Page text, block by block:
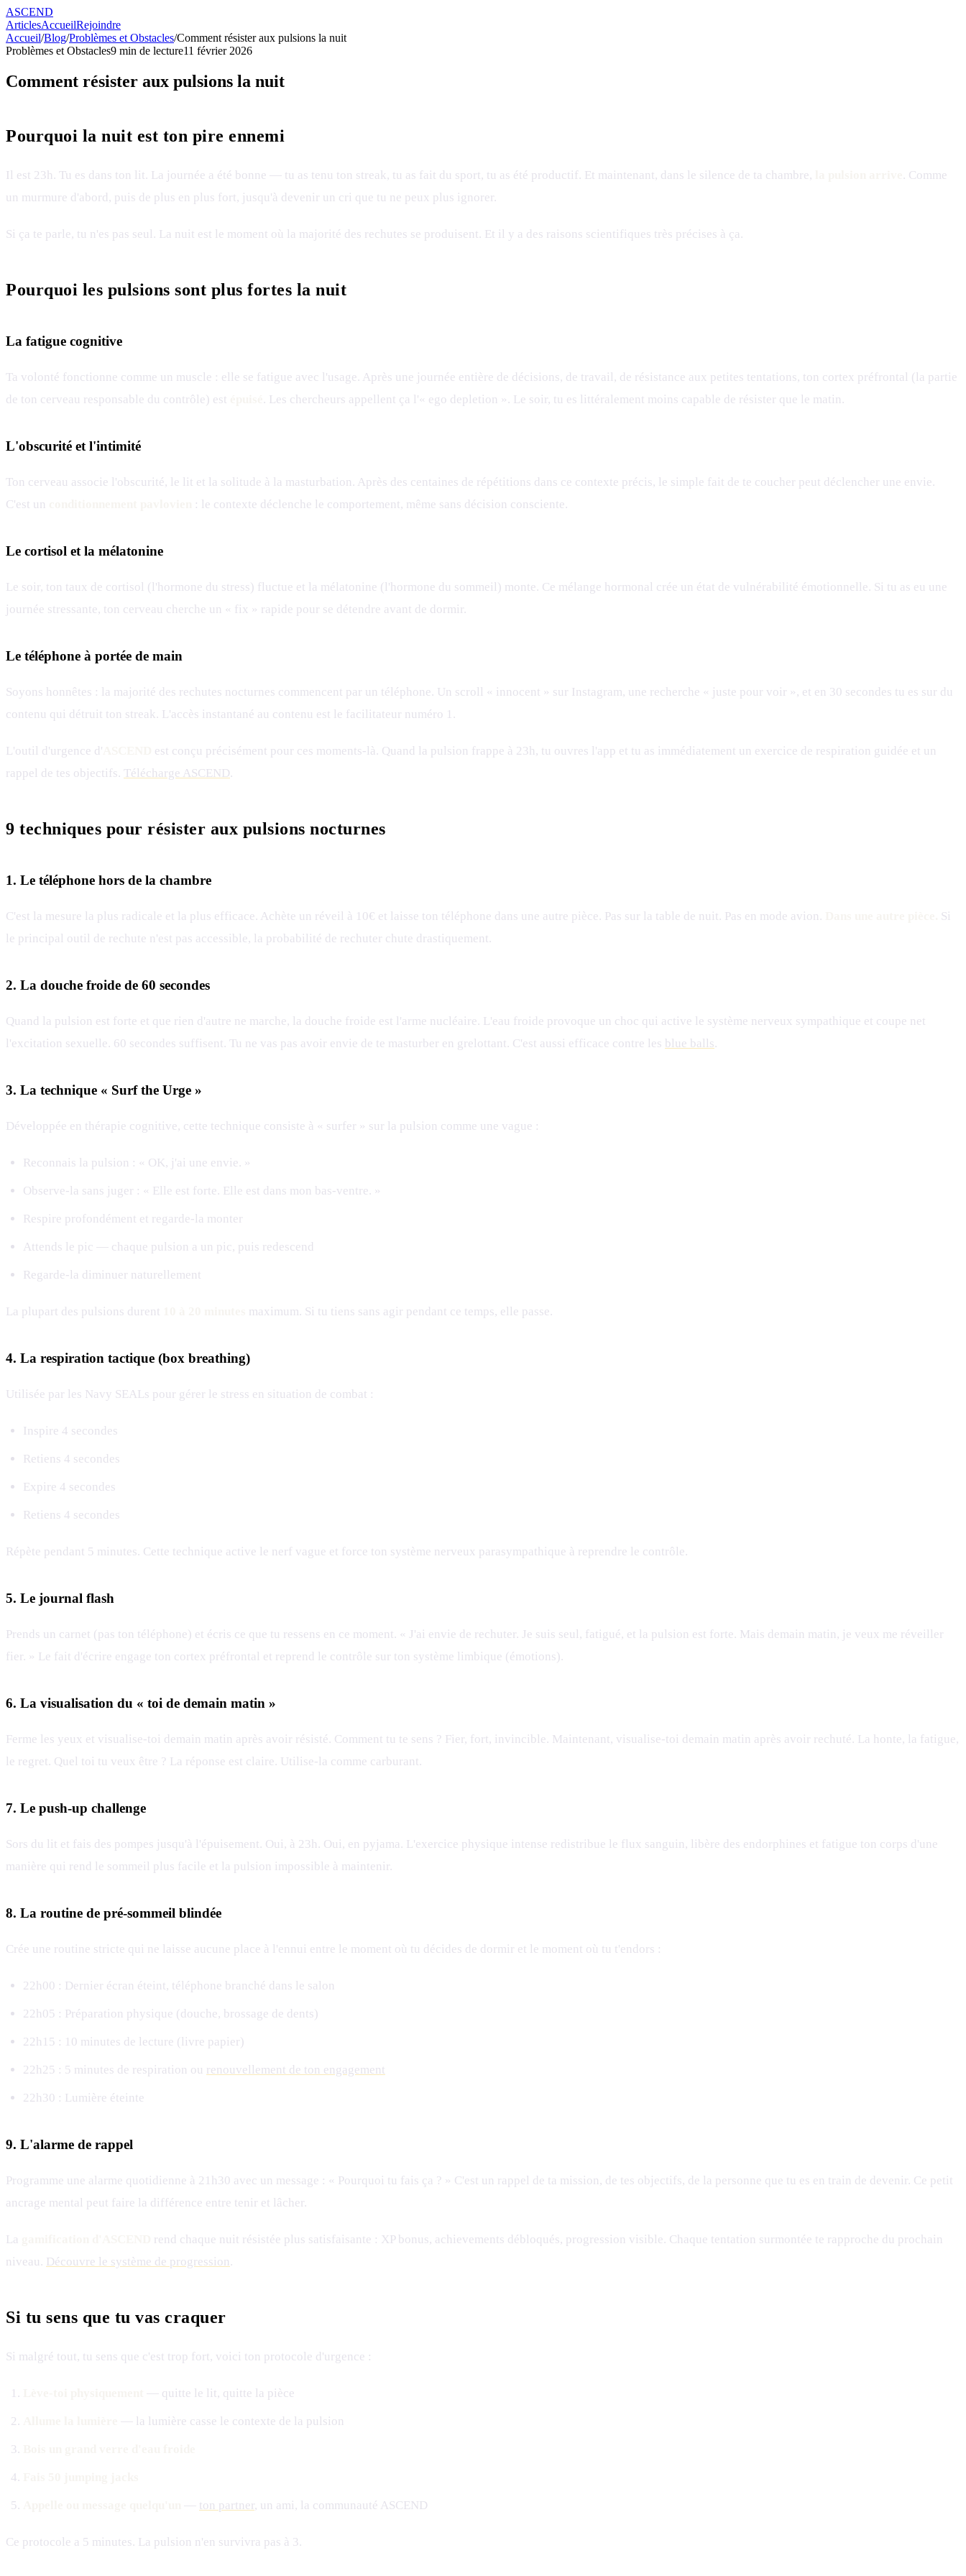
ASCEND
ArticlesAccueilRejoindre
Accueil/Blog/Problèmes et Obstacles/Comment résister aux pulsions la nuit
Problèmes et Obstacles9 min de lecture11 février 2026
Comment résister aux pulsions la nuit
Pourquoi la nuit est ton pire ennemi
Il est 23h. Tu es dans ton lit. La journée a été bonne — tu as tenu ton streak, tu as fait du sport, tu as été productif. Et maintenant, dans le silence de ta chambre,
. Comme
un murmure d'abord, puis de plus en plus fort, jusqu'à devenir un cri que tu ne peux plus ignorer.
Si ça te parle, tu n'es pas seul. La nuit est le moment où la majorité des rechutes se produisent. Et il y a des raisons scientifiques très précises à ça.
Pourquoi les pulsions sont plus fortes la nuit
La fatigue cognitive
Ta volonté fonctionne comme un muscle : elle se fatigue avec l'usage. Après une journée entière de décisions, de travail, de résistance aux petites tentations, ton cortex préfrontal (la partie
de ton cerveau responsable du contrôle) est
. Les chercheurs appellent ça l'« ego depletion ». Le soir, tu es littéralement moins capable de résister que le matin.
L'obscurité et l'intimité
Ton cerveau associe l'obscurité, le lit et la solitude à la masturbation. Après des centaines de répétitions dans ce contexte précis, le simple fait de te coucher peut déclencher une envie.
C'est un
: le contexte déclenche le comportement, même sans décision consciente.
Le cortisol et la mélatonine
Le soir, ton taux de cortisol (l'hormone du stress) fluctue et la mélatonine (l'hormone du sommeil) monte. Ce mélange hormonal crée un état de vulnérabilité émotionnelle. Si tu as eu une
journée stressante, ton cerveau cherche un « fix » rapide pour se détendre avant de dormir.
Le téléphone à portée de main
Soyons honnêtes : la majorité des rechutes nocturnes commencent par un téléphone. Un scroll « innocent » sur Instagram, une recherche « juste pour voir », et en 30 secondes tu es sur du
contenu qui détruit ton streak. L'accès instantané au contenu est le facilitateur numéro 1.
L'outil d'urgence d'
est conçu précisément pour ces moments-là. Quand la pulsion frappe à 23h, tu ouvres l'app et tu as immédiatement un exercice de respiration guidée et un
rappel de tes objectifs. Télécharge ASCEND.
9 techniques pour résister aux pulsions nocturnes
1. Le téléphone hors de la chambre
C'est la mesure la plus radicale et la plus efficace. Achète un réveil à 10€ et laisse ton téléphone dans une autre pièce. Pas sur la table de nuit. Pas en mode avion.
Si
le principal outil de rechute n'est pas accessible, la probabilité de rechuter chute drastiquement.
2. La douche froide de 60 secondes
Quand la pulsion est forte et que rien d'autre ne marche, la douche froide est l'arme nucléaire. L'eau froide provoque un choc qui active le système nerveux sympathique et coupe net
l'excitation sexuelle. 60 secondes suffisent. Tu ne vas pas avoir envie de te masturber en grelottant. C'est aussi efficace contre les blue balls.
3. La technique « Surf the Urge »
Développée en thérapie cognitive, cette technique consiste à « surfer » sur la pulsion comme une vague :
Reconnais la pulsion : « OK, j'ai une envie. »
Observe-la sans juger : « Elle est forte. Elle est dans mon bas-ventre. »
Respire profondément et regarde-la monter
Attends le pic — chaque pulsion a un pic, puis redescend
Regarde-la diminuer naturellement
La plupart des pulsions durent maximum. Si tu tiens sans agir pendant ce temps, elle passe.
4. La respiration tactique (box breathing)
Utilisée par les Navy SEALs pour gérer le stress en situation de combat :
Inspire 4 secondes
Retiens 4 secondes
Expire 4 secondes
Retiens 4 secondes
Répète pendant 5 minutes. Cette technique active le nerf vague et force ton système nerveux parasympathique à reprendre le contrôle.
5. Le journal flash
Prends un carnet (pas ton téléphone) et écris ce que tu ressens en ce moment. « J'ai envie de rechuter. Je suis seul, fatigué, et la pulsion est forte. Mais demain matin, je veux me réveiller
fier. » Le fait d'écrire engage ton cortex préfrontal et reprend le contrôle sur ton système limbique (émotions).
6. La visualisation du « toi de demain matin »
Ferme les yeux et visualise-toi demain matin après avoir résisté. Comment tu te sens ? Fier, fort, invincible. Maintenant, visualise-toi demain matin après avoir rechuté. La honte, la fatigue,
le regret. Quel toi tu veux être ? La réponse est claire. Utilise-la comme carburant.
7. Le push-up challenge
Sors du lit et fais des pompes jusqu'à l'épuisement. Oui, à 23h. Oui, en pyjama. L'exercice physique intense redistribue le flux sanguin, libère des endorphines et fatigue ton corps d'une
manière qui rend le sommeil plus facile et la pulsion impossible à maintenir.
8. La routine de pré-sommeil blindée
Crée une routine stricte qui ne laisse aucune place à l'ennui entre le moment où tu décides de dormir et le moment où tu t'endors :
22h00 : Dernier écran éteint, téléphone branché dans le salon
22h05 : Préparation physique (douche, brossage de dents)
22h15 : 10 minutes de lecture (livre papier)
22h25 : 5 minutes de respiration ou renouvellement de ton engagement
22h30 : Lumière éteinte
9. L'alarme de rappel
Programme une alarme quotidienne à 21h30 avec un message : « Pourquoi tu fais ça ? » C'est un rappel de ta mission, de tes objectifs, de la personne que tu es en train de devenir. Ce petit
ancrage mental peut faire la différence entre tenir et lâcher.
La
rend chaque nuit résistée plus satisfaisante : XP bonus, achievements débloqués, progression visible. Chaque tentation surmontée te rapproche du prochain
niveau. Découvre le système de progression .
Si tu sens que tu vas craquer
Si malgré tout, tu sens que c'est trop fort, voici ton protocole d'urgence :
— quitte le lit, quitte la pièce
— la lumière casse le contexte de la pulsion
— ton partner, un ami, la communauté ASCEND
Ce protocole a 5 minutes. La pulsion n'en survivra pas à 3.